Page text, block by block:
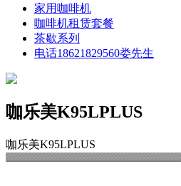
家用咖啡机
咖啡机租赁套餐
茶歇系列
电话18621829560娄先生
咖乐美K95LPLUS
咖乐美K95LPLUS